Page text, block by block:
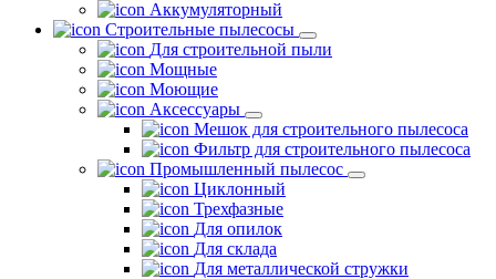
Аккумуляторный
Строительные пылесосы
Для строительной пыли
Мощные
Моющие
Аксессуары
Мешок для строительного пылесоса
Фильтр для строительного пылесоса
Промышленный пылесос
Циклонный
Трехфазные
Для опилок
Для склада
Для металлической стружки